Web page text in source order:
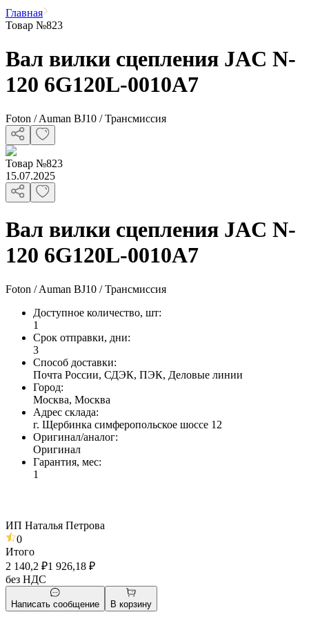
Главная
Товар №823
Вал вилки сцепления JAC N-
120 6G120L-0010A7
Foton / Auman BJ10 / Трансмиссия
Товар №823
15.07.2025
Вал вилки сцепления JAC N-
120 6G120L-0010A7
Foton / Auman BJ10 / Трансмиссия
Доступное количество, шт:
1
Срок отправки, дни:
3
Способ доставки:
Почта России, СДЭК, ПЭК, Деловые линии
Город:
Москва, Москва
Адрес склада:
г. Щербинка симферопольское шоссе 12
Оригинал/аналог:
Оригинал
Гарантия, мес:
1
ИП Наталья Петрова
0
Итого
2 140,2 ₽1 926,18 ₽
без НДС
Написать сообщение В корзину